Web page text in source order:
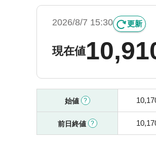
2026/8/7 15:30 更新
現在値
始値
前日終値